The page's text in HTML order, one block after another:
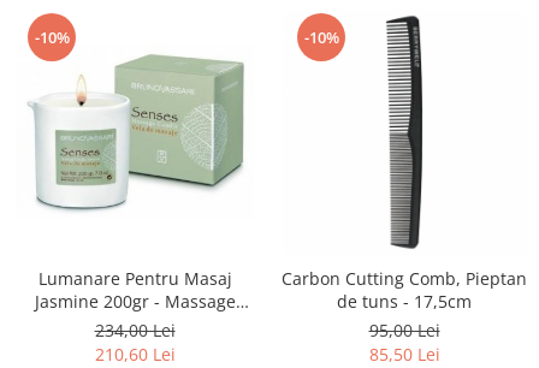
Gel pentru sprancene
ACCESORII
Palete Contouring
Pensule Profesionale
Aur Cosmetic
PALETE PROFESIONALE
-10%
Lumanare Pentru Masaj
Jasmine 200gr - Massage
Candle Jasmine - Bruno
Vassari
234,00 Lei
210,60 Lei
-10%
Carbon Cutting Comb, Pieptan
de tuns - 17,5cm
95,00 Lei
85,50 Lei